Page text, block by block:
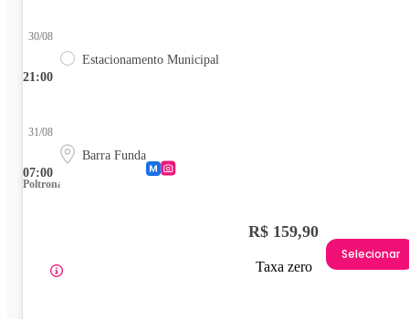
21:00
30/08
Estacionamento Municipal
07:00
31/08
Barra Funda
Poltrona
R$ 159,90
Taxa zero
Selecionar